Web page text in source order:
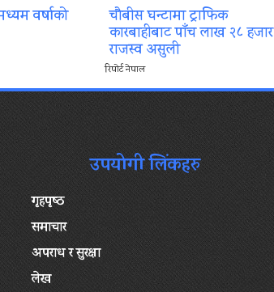
वर्षाको चौबीस घन्टामा ट्राफिक
कारबाहीबाट पाँच लाख २८ हजार
राजस्व असुली
रिपोर्ट नेपाल
उपयोगी लिंकहरु
गृहपृष्‍ठ
समाचार
अपराध र सुरक्षा
लेख